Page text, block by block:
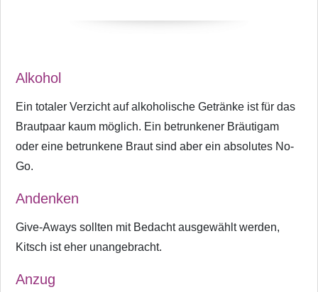
Alkohol
Ein totaler Verzicht auf alkoholische Getränke ist für das
Brautpaar kaum möglich. Ein betrunkener Bräutigam
oder eine betrunkene Braut sind aber ein absolutes No-
Go.
Andenken
Give-Aways sollten mit Bedacht ausgewählt werden,
Kitsch ist eher unangebracht.
Anzug